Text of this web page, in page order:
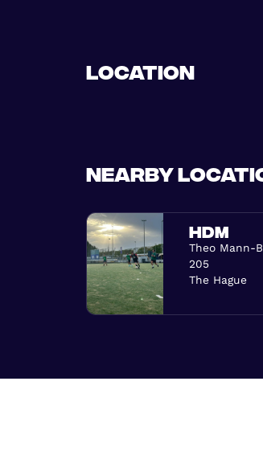
Location
Nearby
HDM
Theo Mann-
205
The Hague